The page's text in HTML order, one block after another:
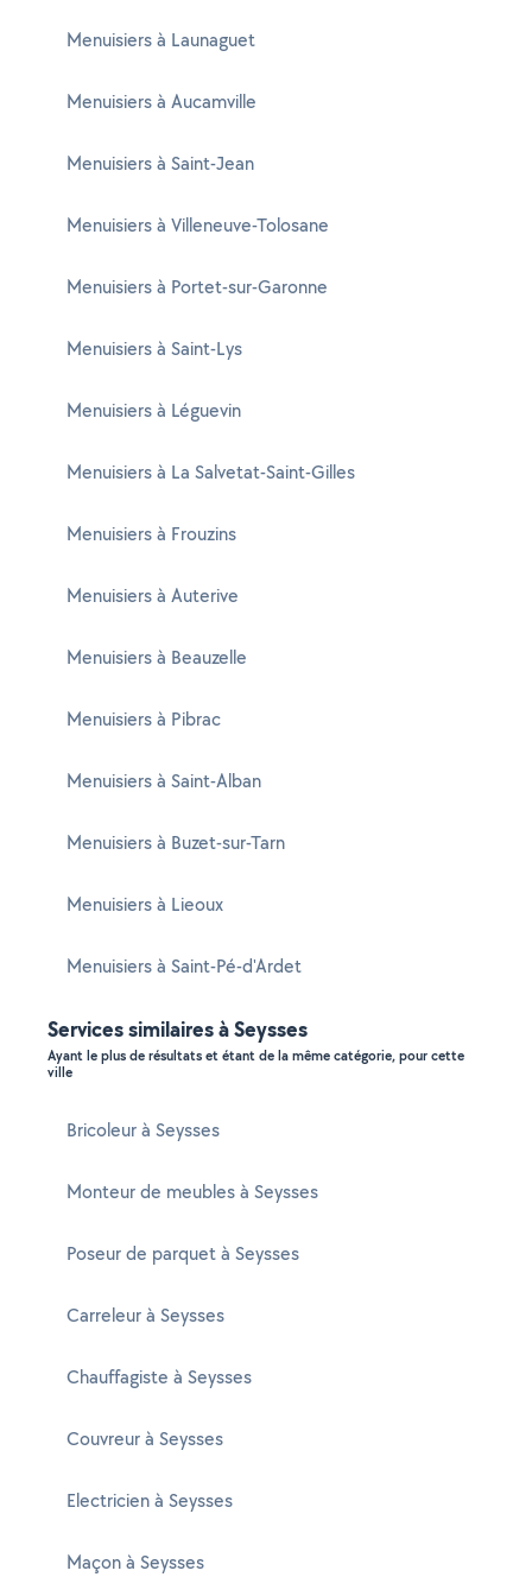
Menuisiers à Launaguet
Menuisiers à Aucamville
Menuisiers à Saint-Jean
Menuisiers à Villeneuve-Tolosane
Menuisiers à Portet-sur-Garonne
Menuisiers à Saint-Lys
Menuisiers à Léguevin
Menuisiers à La Salvetat-Saint-Gilles
Menuisiers à Frouzins
Menuisiers à Auterive
Menuisiers à Beauzelle
Menuisiers à Pibrac
Menuisiers à Saint-Alban
Menuisiers à Buzet-sur-Tarn
Menuisiers à Lieoux
Menuisiers à Saint-Pé-d'Ardet
Services similaires à Seysses
Ayant le plus de résultats et étant de la même catégorie, pour cette
ville
Bricoleur à Seysses
Monteur de meubles à Seysses
Poseur de parquet à Seysses
Carreleur à Seysses
Chauffagiste à Seysses
Couvreur à Seysses
Electricien à Seysses
Maçon à Seysses